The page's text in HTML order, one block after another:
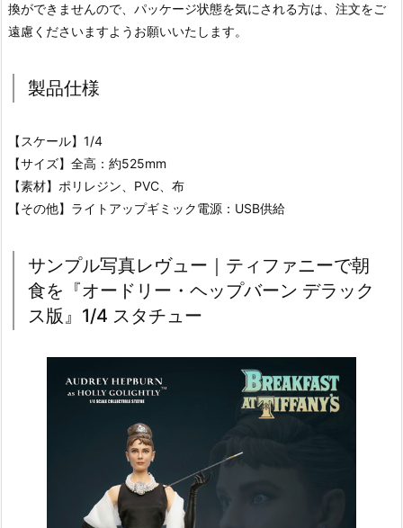
換ができませんので、パッケージ状態を気にされる方は、注文をご
遠慮くださいますようお願いいたします。
製品仕様
【スケール】1/4
【サイズ】全高：約525mm
【素材】ポリレジン、PVC、布
【その他】ライトアップギミック電源：USB供給
サンプル写真レヴュー｜ティファニーで朝
食を『オードリー・ヘップバーン デラック
ス版』1/4 スタチュー